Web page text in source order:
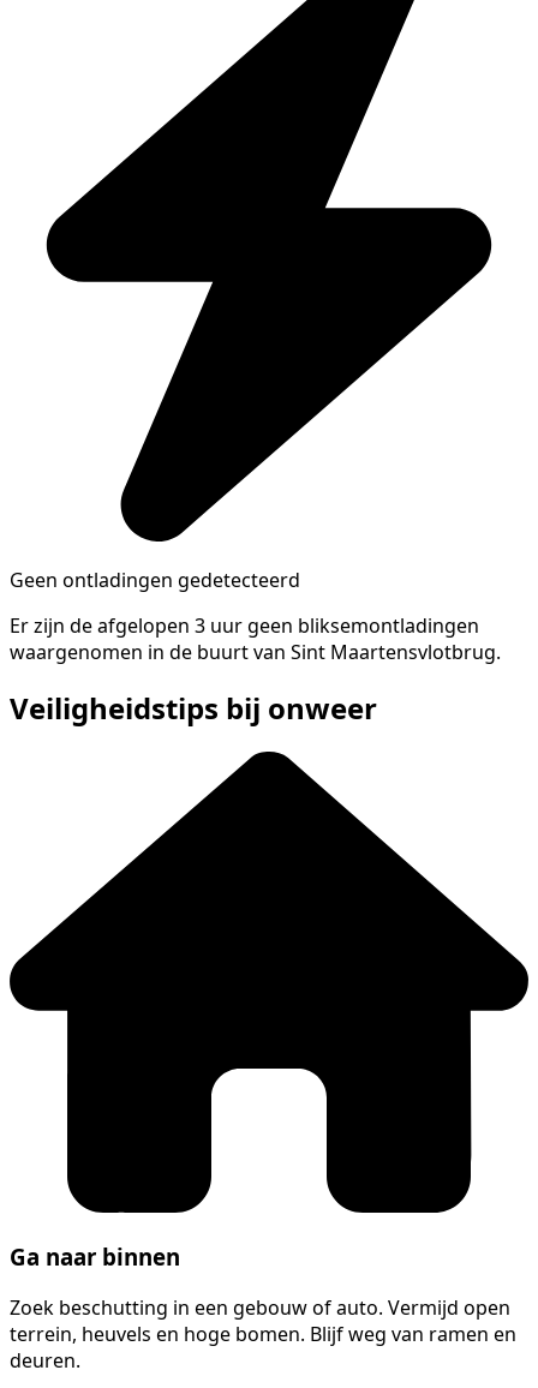
Geen ontladingen gedetecteerd
Er zijn de afgelopen 3 uur geen bliksemontladingen
waargenomen in de buurt van Sint Maartensvlotbrug.
Veiligheidstips bij onweer
Ga naar binnen
Zoek beschutting in een gebouw of auto. Vermijd open
terrein, heuvels en hoge bomen. Blijf weg van ramen en
deuren.